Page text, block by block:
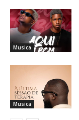
Musica
Musica